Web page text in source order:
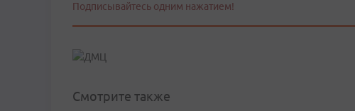
Подписывайтесь одним нажатием!
Смотрите также